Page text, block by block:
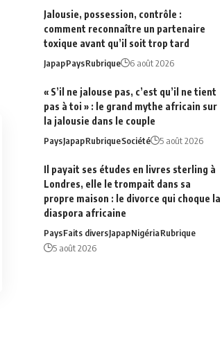
Jalousie, possession, contrôle :
comment reconnaître un partenaire
toxique avant qu’il soit trop tard
JapapPaysRubrique 6 août 2026
« S’il ne jalouse pas, c’est qu’il ne tient
pas à toi » : le grand mythe africain sur
la jalousie dans le couple
PaysJapapRubriqueSociété 5 août 2026
Il payait ses études en livres sterling à
Londres, elle le trompait dans sa
propre maison : le divorce qui choque la
diaspora africaine
PaysFaits diversJapapNigériaRubrique
5 août 2026